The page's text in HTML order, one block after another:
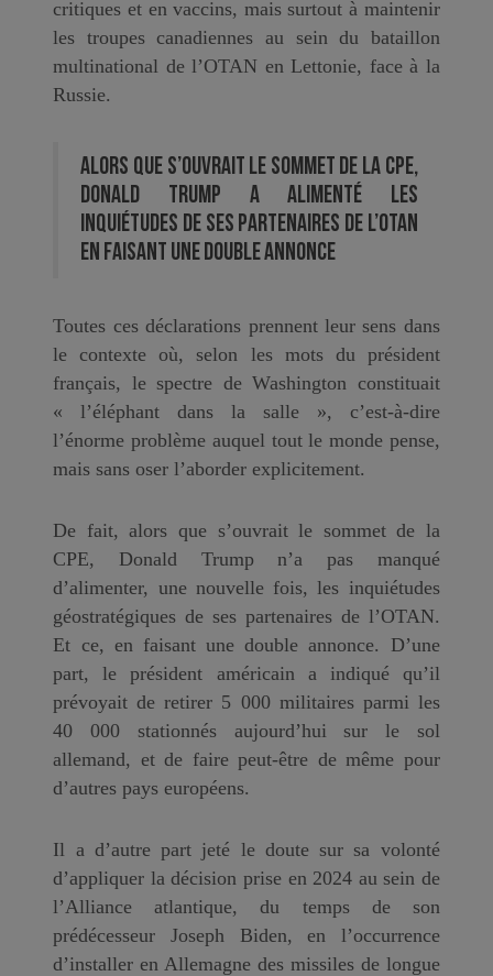
critiques et en vaccins, mais surtout à maintenir
les troupes canadiennes au sein du bataillon
multinational de l’OTAN en Lettonie, face à la
Russie.
Alors que s’ouvrait le sommet de la CPE,
Donald Trump a alimenté les
inquiétudes de ses partenaires de l’OTAN
en faisant une double annonce
Toutes ces déclarations prennent leur sens dans
le contexte où, selon les mots du président
français, le spectre de Washington constituait
« l’éléphant dans la salle », c’est-à-dire
l’énorme problème auquel tout le monde pense,
mais sans oser l’aborder explicitement.
De fait, alors que s’ouvrait le sommet de la
CPE, Donald Trump n’a pas manqué
d’alimenter, une nouvelle fois, les inquiétudes
géostratégiques de ses partenaires de l’OTAN.
Et ce, en faisant une double annonce. D’une
part, le président américain a indiqué qu’il
prévoyait de retirer 5 000 militaires parmi les
40 000 stationnés aujourd’hui sur le sol
allemand, et de faire peut-être de même pour
d’autres pays européens.
Il a d’autre part jeté le doute sur sa volonté
d’appliquer la décision prise en 2024 au sein de
l’Alliance atlantique, du temps de son
prédécesseur Joseph Biden, en l’occurrence
d’installer en Allemagne des missiles de longue